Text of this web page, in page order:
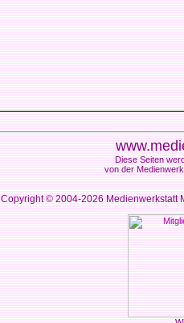
Diese Seiten
von der
Copyright © 2004-2026Medienwerkstatt